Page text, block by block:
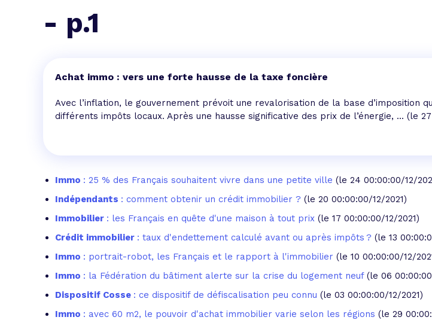
Profitez de notre expertise au meilleur taux !
- p.1
Achat immo : vers une forte hausse de la taxe foncière
Avec l’inflation, le gouvernement prévoit une revalorisation de la base d’imposition
différents impôts locaux. Après une hausse significative des prix de l’énergie, ... (le
Immo : 25 % des Français souhaitent vivre dans une petite ville (le 24 00:00:00/12/
Indépendants : comment obtenir un crédit immobilier ? (le 20 00:00:00/12/2021)
Immobilier : les Français en quête d'une maison à tout prix (le 17 00:00:00/12/2021)
Crédit immobilier : taux d'endettement calculé avant ou après impôts ? (le 13
Immo : portrait-robot, les Français et le rapport à l'immobilier (le 10 00:00:00/12/
Immo : la Fédération du bâtiment alerte sur la crise du logement neuf (le 06
Dispositif Cosse : ce dispositif de défiscalisation peu connu (le 03 00:00:00/12/2021)
Immo : avec 60 m2, le pouvoir d'achat immobilier varie selon les régions (le 29